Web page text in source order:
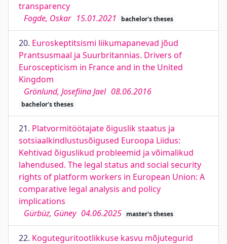
transparency
Fogde, Oskar 15.01.2021 bachelor's theses
20. Euroskeptitsismi liikumapanevad jõud
Prantsusmaal ja Suurbritannias. Drivers of
Euroscepticism in France and in the United
Kingdom
Grönlund, Josefiina Jael 08.06.2016
bachelor's theses
21. Platvormitöötajate õiguslik staatus ja
sotsiaalkindlustusõigused Euroopa Liidus:
Kehtivad õiguslikud probleemid ja võimalikud
lahendused. The legal status and social security
rights of platform workers in European Union: A
comparative legal analysis and policy
implications
Gürbüz, Güney 04.06.2025 master's theses
22. Koguteguritootlikkuse kasvu mõjutegurid